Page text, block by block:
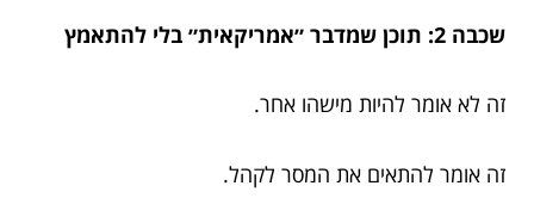
שכבה 2: תוכן שמדבר ״אמריקאית״ בלי להתאמץ
זה לא אומר להיות מישהו אחר.
זה אומר להתאים את המסר לקהל.